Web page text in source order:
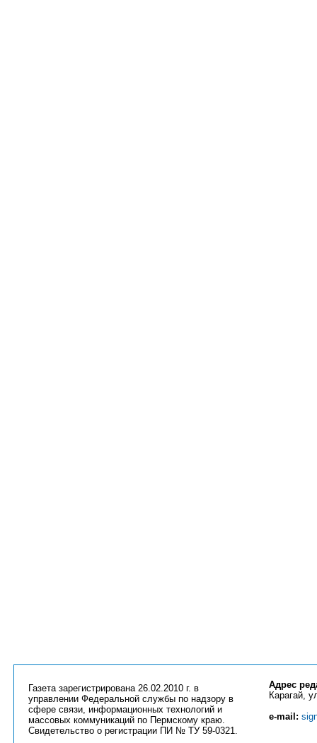
Газета зарегистрирована 26.02.2010 г. в
управлении Федеральной службы по надзору в
сфере связи, информационных технологий и
массовых коммуникаций по Пермскому краю.
Свидетельство о регистрации ПИ № ТУ 59-0321.
Адрес
Карагай,
e-mail: